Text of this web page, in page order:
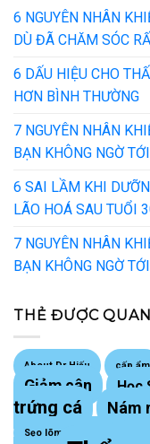
6 NGUYÊN NHÂN
DÙ ĐÃ CHĂM SÓC
6 DẤU HIỆU CHO
HƠN BÌNH THƯỜNG
7 NGUYÊN NHÂN
BẠN KHÔNG NGỜ TỚI
6 SAI LẦM KHI
LÃO HOÁ SAU TUỔI
7 NGUYÊN NHÂN
BẠN KHÔNG NGỜ TỚI
THẺ ĐƯỢC
About Dr Hiếu cấp ẩm
Giảm cân Học
trứng cá
Nám
Sẹo lõm trứng cá